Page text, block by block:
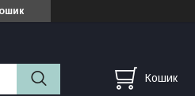
Кошик